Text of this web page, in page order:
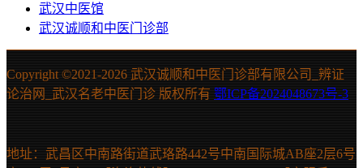
武汉中医馆
武汉诚顺和中医门诊部
Copyright ©2021-2026 武汉诚顺和中医门诊部有限公司_辨证
论治网_武汉名老中医门诊 版权所有 鄂ICP备2024048673号-3
地址：武昌区中南路街道武珞路442号中南国际城AB座2层6号